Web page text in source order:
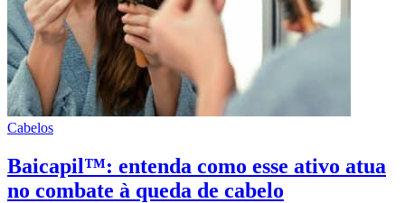
Cabelos
Baicapil™: entenda como esse ativo atua
no combate à queda de cabelo